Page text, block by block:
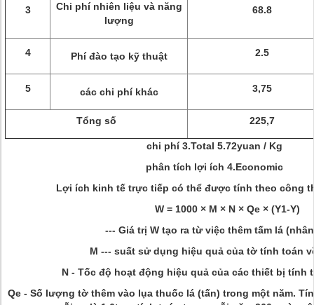
3
Chi phí nhiên liệu và năng
lượng
68.8
4 Phí đào tạo kỹ thuật 2.5
5 các chi phí khác 3,75
Tổng số 225,7
chi phí 3.Total 5.72yuan / Kg
phân tích lợi ích 4.Economic
Lợi ích kinh tế trực tiếp có thể được tính theo công
W = 1000 × M × N × Qe × (Y1-Y)
--- Giá trị W tạo ra từ việc thêm tấm lá
M --- suất sử dụng hiệu quả của tờ tính toán
N - Tốc độ hoạt động hiệu quả của các thiết bị tính
Qe - Số lượng tờ thêm vào lụa thuốc lá (tấn) trong một năm.